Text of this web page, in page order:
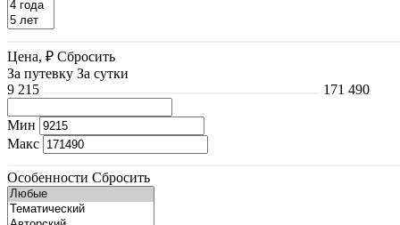
Цена, ₽ Сбросить
За путевку За сутки
9 215
171 490
Мин
Макс
Особенности Сбросить